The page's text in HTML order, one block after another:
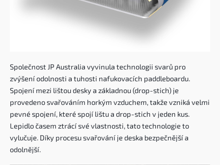
Společnost JP Australia vyvinula technologii svarů pro
zvýšení odolnosti a tuhosti nafukovacích paddleboardu.
Spojení mezi lištou desky a základnou (drop-stich) je
provedeno svařováním horkým vzduchem, takže vzniká velmi
pevné spojení, které spojí lištu a drop-stich v jeden kus.
Lepidlo časem ztrácí své vlastnosti, tato technologie to
vylučuje. Díky procesu svařování je deska bezpečnější a
odolnější.